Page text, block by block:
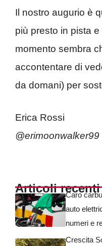
Il nostro augurio è
più presto in pista
momento sembra
accontentare di
da domani) per
Erica Rossi
@erimoonwalker99
Articoli recenti
Caro
auto
numeri e
Crescita